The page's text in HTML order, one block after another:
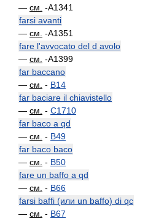
— см. -A1341
farsi avanti
— см. -A1351
fare l'avvocato del d avolo
— см. -A1399
far baccano
— см. - B14
far baciare il chiavistello
— см. - C1710
far baco a qd
— см. - B49
far baco baco
— см. - B50
fare un baffo a qd
— см. - B66
farsi baffi (или un baffo) di qc
— см. - B67